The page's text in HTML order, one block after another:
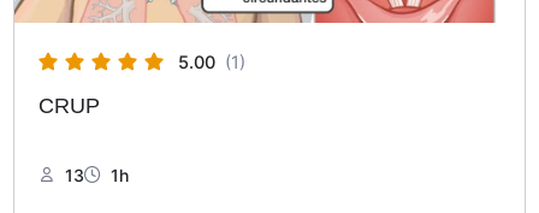
5.00 (1)
CRUP
13 1h